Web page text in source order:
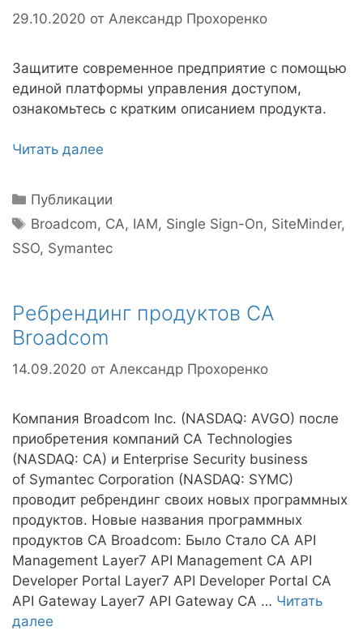
29.10.2020 от Александр Прохоренко
Защитите современное предприятие с помощью
единой платформы управления доступом,
ознакомьтесь с кратким описанием продукта.
Читать далее
Рубрики
Публикации
Метки
Broadcom, CA, IAM, Single Sign-On, SiteMinder,
SSO, Symantec
Ребрендинг продуктов CA
Broadcom
14.09.2020 от Александр Прохоренко
Компания Broadcom Inc. (NASDAQ: AVGO) после
приобретения компаний CA Technologies
(NASDAQ: CA) и Enterprise Security business
of Symantec Corporation (NASDAQ: SYMC)
проводит ребрендинг своих новых программных
продуктов. Новые названия программных
продуктов CA Broadcom: Было Стало CA API
Management Layer7 API Management CA API
Developer Portal Layer7 API Developer Portal CA
API Gateway Layer7 API Gateway CA … Читать
далее